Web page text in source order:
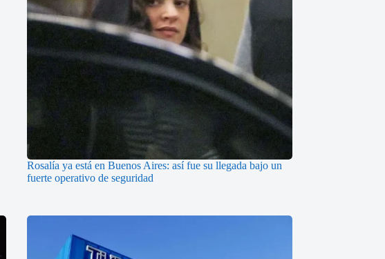
Rosalía ya está en Buenos Aires: así fue su llegada bajo un
fuerte operativo de seguridad